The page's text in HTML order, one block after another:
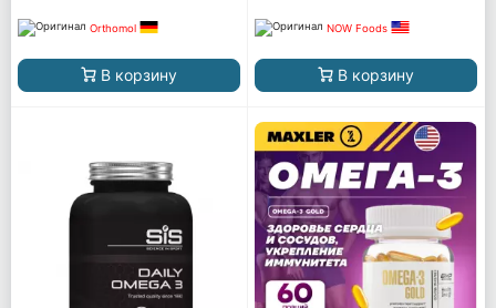
Orthomol
В корзину
NOW Foods
В корзину